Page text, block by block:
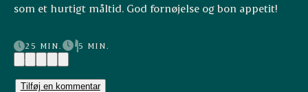
som et hurtigt måltid. God fornøjelse og bon appetit!
25 MIN.
5 MIN.
(4)
Tilføj en kommentar